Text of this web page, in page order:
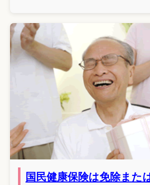
国民健康保険は免除また